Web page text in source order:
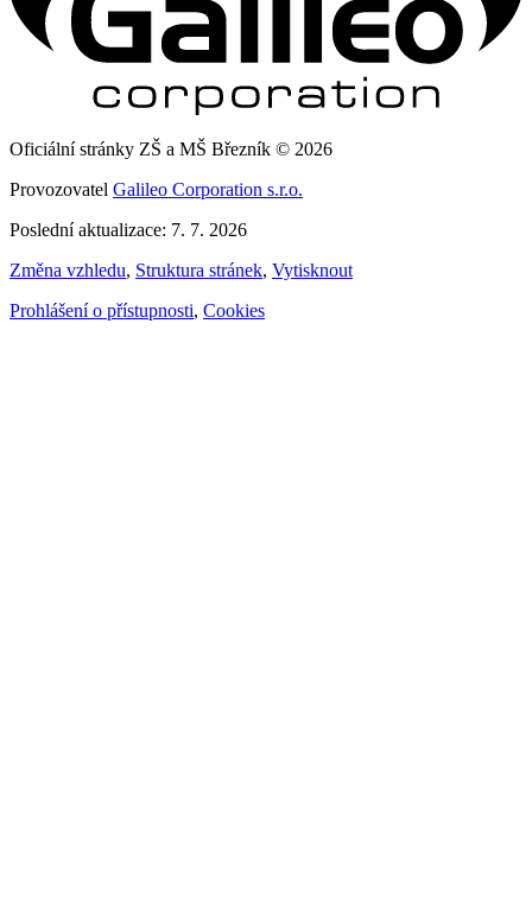
Oficiální stránky ZŠ a MŠ Březník © 2026
Provozovatel Galileo Corporation s.r.o.
Poslední aktualizace: 7. 7. 2026
Změna vzhledu, Struktura stránek, Vytisknout
Prohlášení o přístupnosti, Cookies